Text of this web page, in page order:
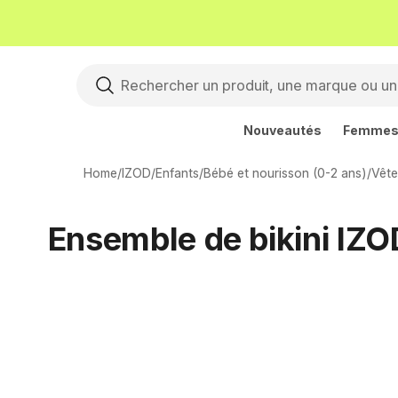
Nouveautés Femmes
Home/IZOD/Enfants/Bébé et nourisson (0-2 ans)/
Ensemble de bikini